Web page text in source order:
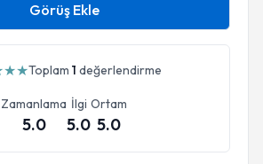
Görüş Ekle
★★Toplam 1 değerlendirme
Zamanlama
5.0
İlgi
5.0
Ortam
5.0